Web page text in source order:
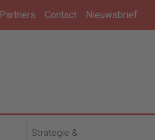
Partners Contact Nieuwsbrief
Strategie &